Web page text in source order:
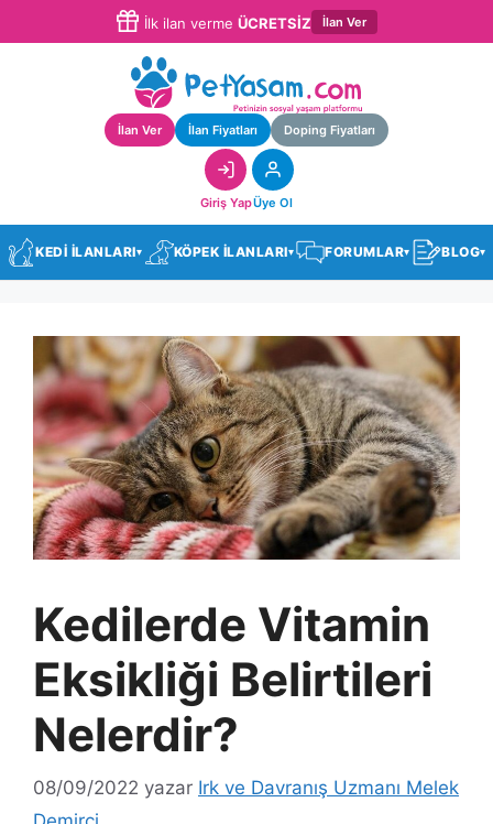
İlk ilan verme ÜCRETSİZ İlan Ver
İlan Ver İlan Fiyatları Doping Fiyatları
Giriş YapÜye Ol
KEDİ İLANLARI▾ KÖPEK İLANLARI▾ FORUMLAR▾ BLOG▾
Kedilerde Vitamin
Eksikliği Belirtileri
Nelerdir?
08/09/2022 yazar Irk ve Davranış Uzmanı Melek